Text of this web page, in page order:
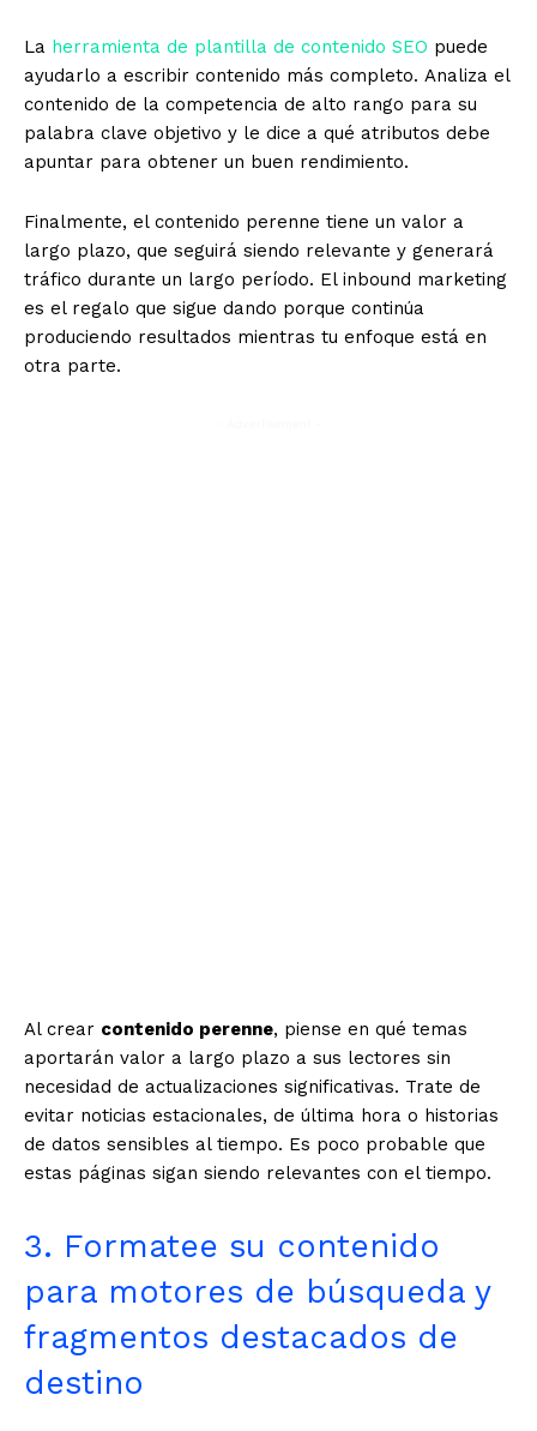
La herramienta de plantilla de contenido SEO puede
ayudarlo a escribir contenido más completo. Analiza el
contenido de la competencia de alto rango para su
palabra clave objetivo y le dice a qué atributos debe
apuntar para obtener un buen rendimiento.
Finalmente, el contenido perenne tiene un valor a
largo plazo, que seguirá siendo relevante y generará
tráfico durante un largo período. El inbound marketing
es el regalo que sigue dando porque continúa
produciendo resultados mientras tu enfoque está en
otra parte.
Al crear contenido perenne, piense en qué temas
aportarán valor a largo plazo a sus lectores sin
necesidad de actualizaciones significativas. Trate de
evitar noticias estacionales, de última hora o historias
de datos sensibles al tiempo. Es poco probable que
estas páginas sigan siendo relevantes con el tiempo.
3. Formatee su contenido
para motores de búsqueda y
fragmentos destacados de
destino